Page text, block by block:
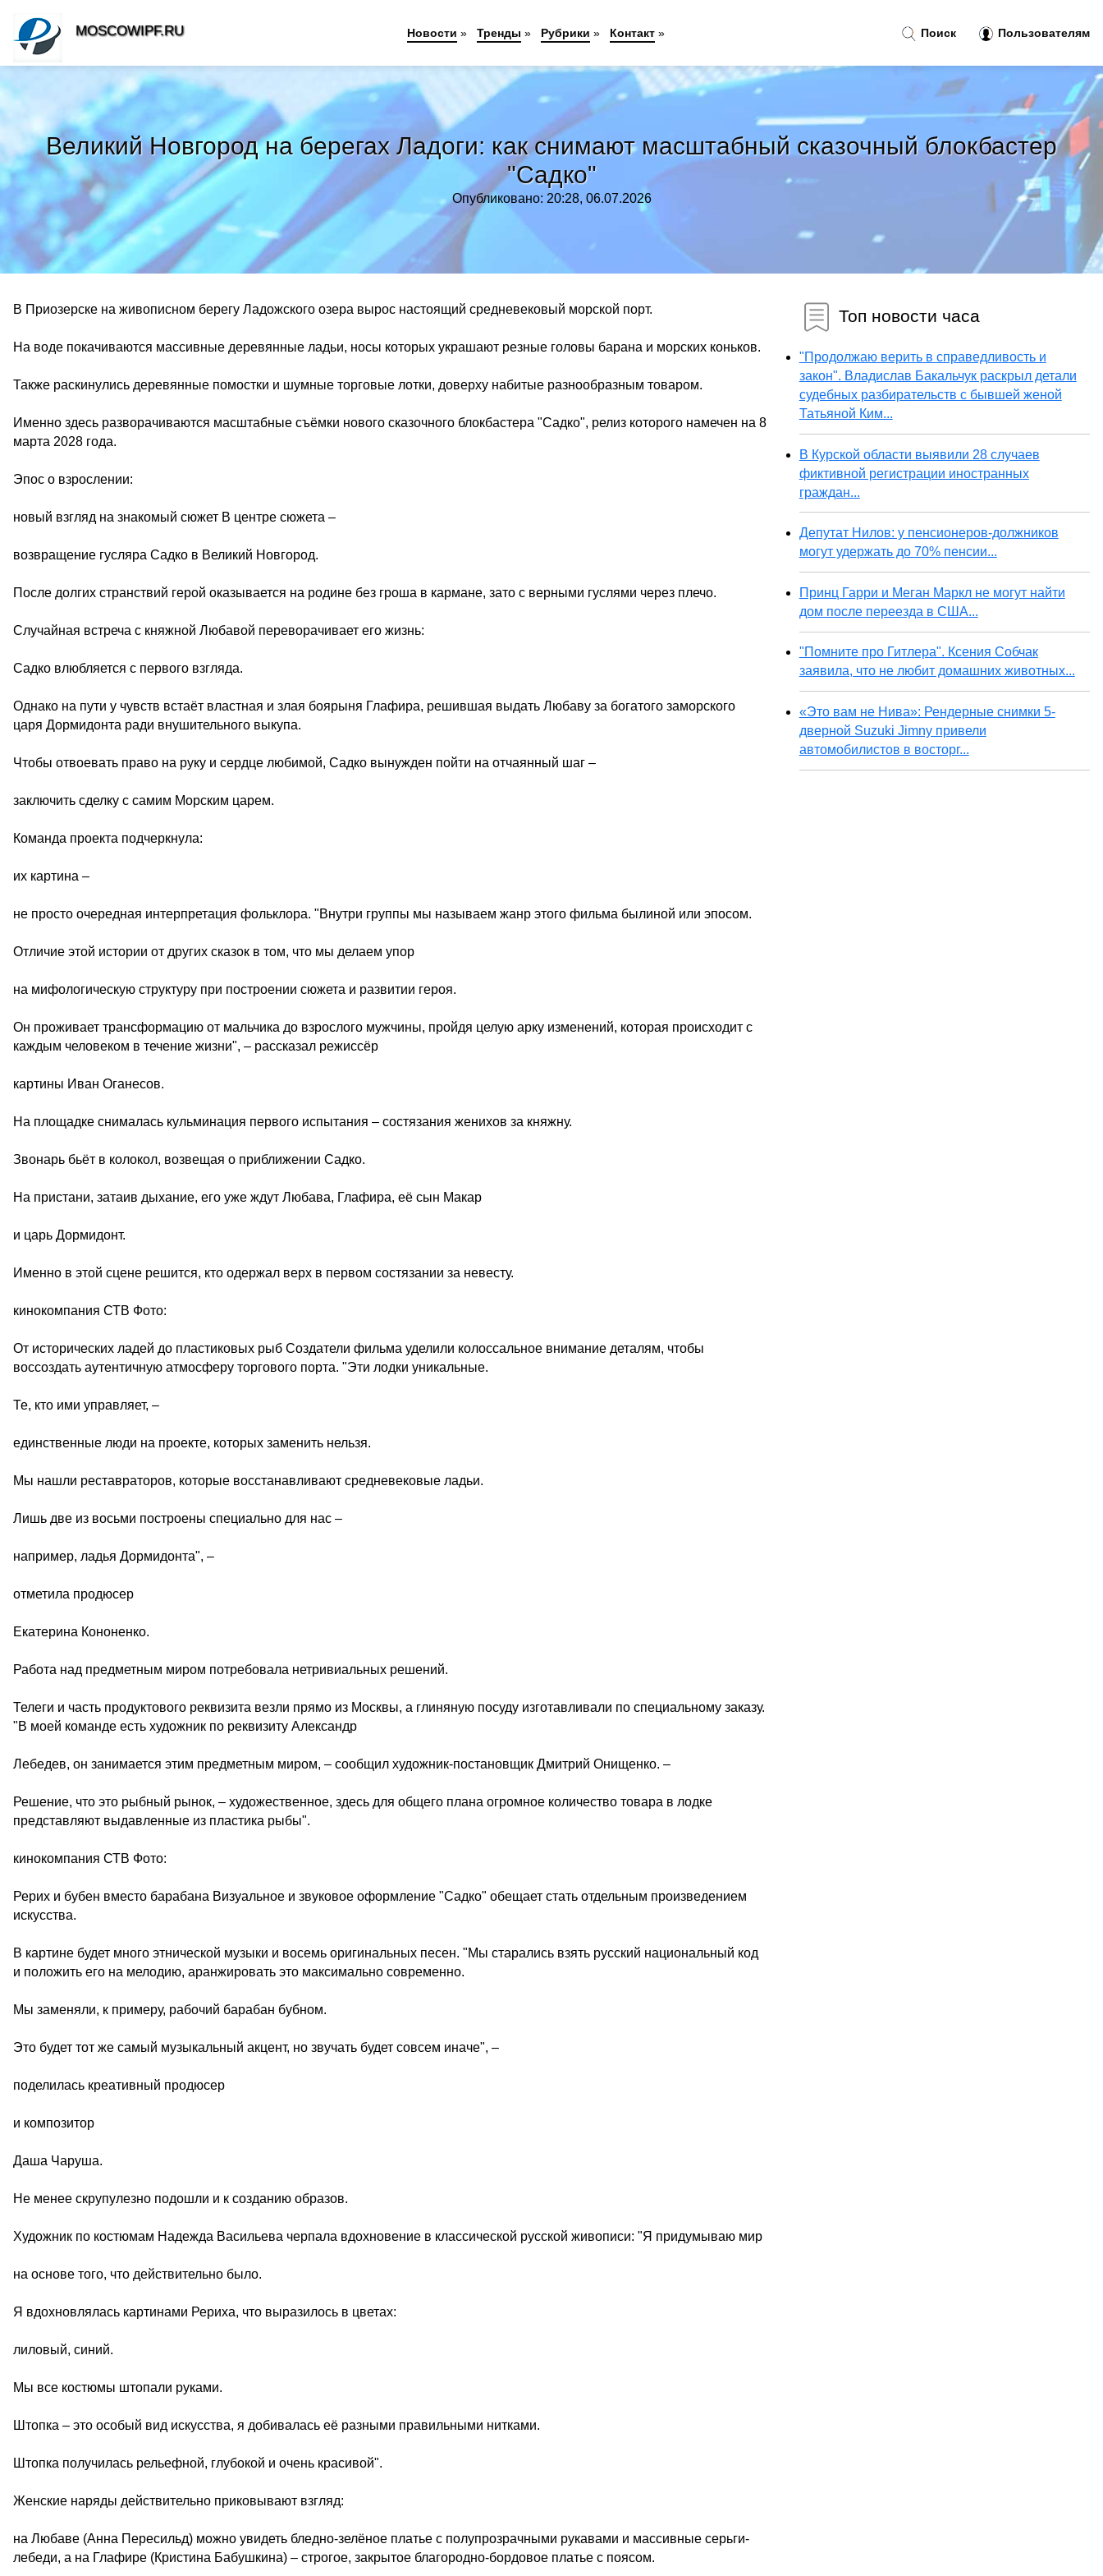
Великий Новгород на берегах Ладоги: как снимают масштабный сказочный блокбастер
"Садко"
Опубликовано: 20:28, 06.07.2026
В Приозерске на живописном берегу Ладожского озера вырос настоящий средневековый морской порт.
На воде покачиваются массивные деревянные ладьи, носы которых украшают резные головы барана и морских коньков.
Также раскинулись деревянные помостки и шумные торговые лотки, доверху набитые разнообразным товаром.
Именно здесь разворачиваются масштабные съёмки нового сказочного блокбастера "Садко", релиз которого намечен на 8
марта 2028 года.
Эпос о взрослении:
новый взгляд на знакомый сюжет В центре сюжета –
возвращение гусляра Садко в Великий Новгород.
После долгих странствий герой оказывается на родине без гроша в кармане, зато с верными гуслями через плечо.
Случайная встреча с княжной Любавой переворачивает его жизнь:
Садко влюбляется с первого взгляда.
Однако на пути у чувств встаёт властная и злая боярыня Глафира, решившая выдать Любаву за богатого заморского
царя Дормидонта ради внушительного выкупа.
Чтобы отвоевать право на руку и сердце любимой, Садко вынужден пойти на отчаянный шаг –
заключить сделку с самим Морским царем.
Команда проекта подчеркнула:
их картина –
не просто очередная интерпретация фольклора. "Внутри группы мы называем жанр этого фильма былиной или эпосом.
Отличие этой истории от других сказок в том, что мы делаем упор
на мифологическую структуру при построении сюжета и развитии героя.
Он проживает трансформацию от мальчика до взрослого мужчины, пройдя целую арку изменений, которая происходит с
каждым человеком в течение жизни", – рассказал режиссёр
картины Иван Оганесов.
На площадке снималась кульминация первого испытания – состязания женихов за княжну.
Звонарь бьёт в колокол, возвещая о приближении Садко.
На пристани, затаив дыхание, его уже ждут Любава, Глафира, её сын Макар
и царь Дормидонт.
Именно в этой сцене решится, кто одержал верх в первом состязании за невесту.
кинокомпания СТВ Фото:
От исторических ладей до пластиковых рыб Создатели фильма уделили колоссальное внимание деталям, чтобы
воссоздать аутентичную атмосферу торгового порта. "Эти лодки уникальные.
Те, кто ими управляет, –
единственные люди на проекте, которых заменить нельзя.
Мы нашли реставраторов, которые восстанавливают средневековые ладьи.
Лишь две из восьми построены специально для нас –
например, ладья Дормидонта", –
отметила продюсер
Екатерина Кононенко.
Работа над предметным миром потребовала нетривиальных решений.
Телеги и часть продуктового реквизита везли прямо из Москвы, а глиняную посуду изготавливали по специальному заказу.
"В моей команде есть художник по реквизиту Александр
Лебедев, он занимается этим предметным миром, – сообщил художник-постановщик Дмитрий Онищенко. –
Решение, что это рыбный рынок, – художественное, здесь для общего плана огромное количество товара в лодке
представляют выдавленные из пластика рыбы".
кинокомпания СТВ Фото:
Рерих и бубен вместо барабана Визуальное и звуковое оформление "Садко" обещает стать отдельным произведением
искусства.
В картине будет много этнической музыки и восемь оригинальных песен. "Мы старались взять русский национальный код
и положить его на мелодию, аранжировать это максимально современно.
Мы заменяли, к примеру, рабочий барабан бубном.
Это будет тот же самый музыкальный акцент, но звучать будет совсем иначе", –
поделилась креативный продюсер
и композитор
Даша Чаруша.
Не менее скрупулезно подошли и к созданию образов.
Художник по костюмам Надежда Васильева черпала вдохновение в классической русской живописи: "Я придумываю мир
на основе того, что действительно было.
Я вдохновлялась картинами Рериха, что выразилось в цветах:
лиловый, синий.
Мы все костюмы штопали руками.
Штопка – это особый вид искусства, я добивалась её разными правильными нитками.
Штопка получилась рельефной, глубокой и очень красивой".
Женские наряды действительно приковывают взгляд:
на Любаве (Анна Пересильд) можно увидеть бледно-зелёное платье с полупрозрачными рукавами и массивные серьги-
лебеди, а на Глафире (Кристина Бабушкина) – строгое, закрытое благородно-бордовое платье с поясом.
Топ новости часа
"Продолжаю верить в справедливость и
закон". Владислав Бакальчук раскрыл детали
судебных разбирательств с бывшей женой
Татьяной Ким...
В Курской области выявили 28 случаев
фиктивной регистрации иностранных
граждан...
Депутат Нилов: у пенсионеров-должников
могут удержать до 70% пенсии...
Принц Гарри и Меган Маркл не могут найти
дом после переезда в США...
"Помните про Гитлера". Ксения Собчак
заявила, что не любит домашних животных...
«Это вам не Нива»: Рендерные снимки 5-
дверной Suzuki Jimny привели
автомобилистов в восторг...
Поиск Пользователям
MOSCOWIPF.RU Новости » Тренды » Рубрики » Контакт »